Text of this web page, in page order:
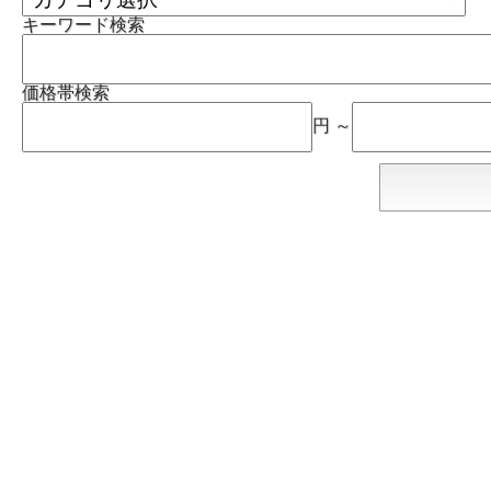
キーワード検索
価格帯検索
円 ～